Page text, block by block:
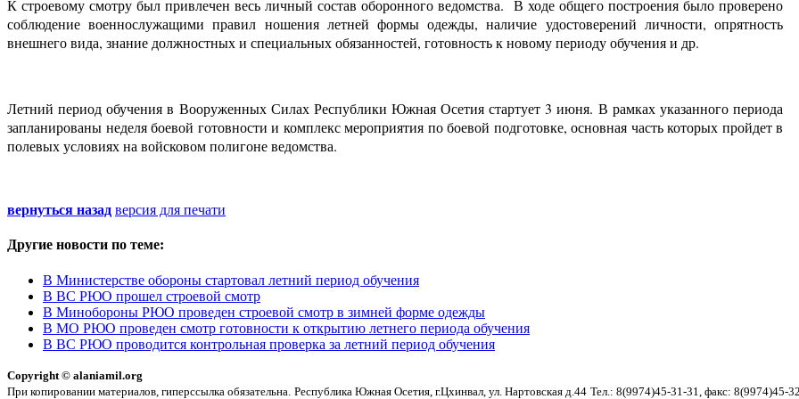
К строевому смотру был привлечен весь личный состав оборонного ведомства. В ходе общего построения было проверено
соблюдение военнослужащими правил ношения летней формы одежды, наличие удостоверений личности, опрятность
внешнего вида, знание должностных и специальных обязанностей, готовность к новому периоду обучения и др.
Летний период обучения в Вооруженных Силах Республики Южная Осетия стартует 3 июня. В рамках указанного периода
запланированы неделя боевой готовности и комплекс мероприятия по боевой подготовке, основная часть которых пройдет в
полевых условиях на войсковом полигоне ведомства.
вернуться назад версия для печати
Другие новости по теме:
В Министерстве обороны стартовал летний период обучения
В ВС РЮО прошел строевой смотр
В Минобороны РЮО проведен строевой смотр в зимней форме одежды
В МО РЮО проведен смотр готовности к открытию летнего периода обучения
В ВС РЮО проводится контрольная проверка за летний период обучения
Copyright © alaniamil.org
При копировании материалов, гиперссылка обязательна. Республика Южная Осетия, г.Цхинвал, ул. Нартовская д.44 Тел.: 8(9974)45-31-31, факс: 8(9974)45-